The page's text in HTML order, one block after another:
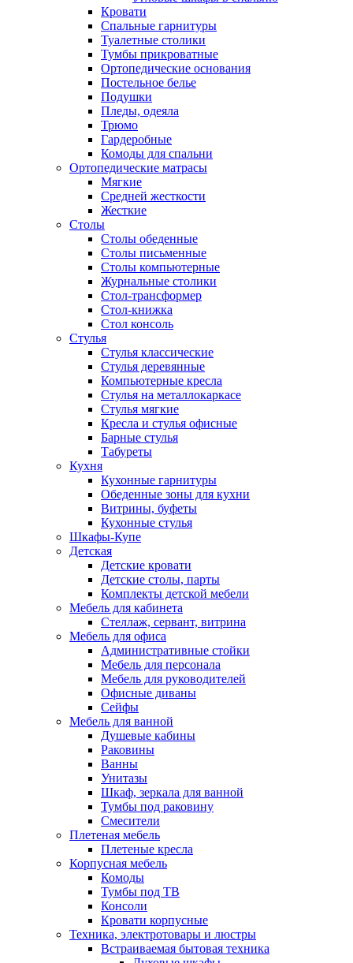
Кровати
Спальные гарнитуры
Туалетные столики
Тумбы прикроватные
Ортопедические основания
Постельное белье
Подушки
Пледы, одеяла
Трюмо
Гардеробные
Комоды для спальни
Ортопедические матрасы
Мягкие
Средней жесткости
Жесткие
Столы
Столы обеденные
Столы письменные
Столы компьютерные
Журнальные столики
Стол-трансформер
Стол-книжка
Стол консоль
Стулья
Стулья классические
Стулья деревянные
Компьютерные кресла
Стулья на металлокаркасе
Стулья мягкие
Кресла и стулья офисные
Барные стулья
Табуреты
Кухня
Кухонные гарнитуры
Обеденные зоны для кухни
Витрины, буфеты
Кухонные стулья
Шкафы-Купе
Детская
Детские кровати
Детские столы, парты
Комплекты детской мебели
Мебель для кабинета
Стеллаж, сервант, витрина
Мебель для офиса
Административные стойки
Мебель для персонала
Мебель для руководителей
Офисные диваны
Сейфы
Мебель для ванной
Душевые кабины
Раковины
Ванны
Унитазы
Шкаф, зеркала для ванной
Тумбы под раковину
Смесители
Плетеная мебель
Плетеные кресла
Корпусная мебель
Комоды
Тумбы под ТВ
Консоли
Кровати корпусные
Техника, электротовары и люстры
Встраиваемая бытовая техника